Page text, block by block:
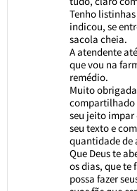
Tenho
indicou, se
sacola cheia.
A atendente
que vou na
remédio.
Muito
compartilhado
seu jeito impar
seu texto e
quantidade de
Que Deus te
os dias, que te
possa fazer